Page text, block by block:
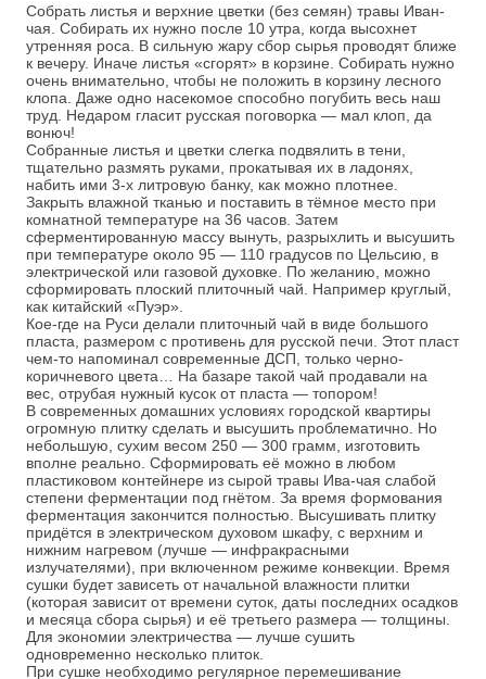
Собрать листья и верхние цветки (без семян) травы Иван-
чая. Собирать их нужно после 10 утра, когда высохнет
утренняя роса. В сильную жару сбор сырья проводят ближе
к вечеру. Иначе листья «сгорят» в корзине. Собирать нужно
очень внимательно, чтобы не положить в корзину лесного
клопа. Даже одно насекомое способно погубить весь наш
труд. Недаром гласит русская поговорка — мал клоп, да
вонюч!
Собранные листья и цветки слегка подвялить в тени,
тщательно размять руками, прокатывая их в ладонях,
набить ими 3-х литровую банку, как можно плотнее.
Закрыть влажной тканью и поставить в тёмное место при
комнатной температуре на 36 часов. Затем
сферментированную массу вынуть, разрыхлить и высушить
при температуре около 95 — 110 градусов по Цельсию, в
электрической или газовой духовке. По желанию, можно
сформировать плоский плиточный чай. Например круглый,
как китайский «Пуэр».
Кое-где на Руси делали плиточный чай в виде большого
пласта, размером с противень для русской печи. Этот пласт
чем-то напоминал современные ДСП, только черно-
коричневого цвета… На базаре такой чай продавали на
вес, отрубая нужный кусок от пласта — топором!
В современных домашних условиях городской квартиры
огромную плитку сделать и высушить проблематично. Но
небольшую, сухим весом 250 — 300 грамм, изготовить
вполне реально. Сформировать её можно в любом
пластиковом контейнере из сырой травы Ива-чая слабой
степени ферментации под гнётом. За время формования
ферментация закончится полностью. Высушивать плитку
придётся в электрическом духовом шкафу, с верхним и
нижним нагревом (лучше — инфракрасными
излучателями), при включенном режиме конвекции. Время
сушки будет зависеть от начальной влажности плитки
(которая зависит от времени суток, даты последних осадков
и месяца сбора сырья) и её третьего размера — толщины.
Для экономии электричества — лучше сушить
одновременно несколько плиток.
При сушке необходимо регулярное перемешивание